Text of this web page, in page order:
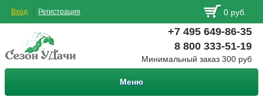
Вход Регистрация 0 руб.
+7 495 649-86-35
8 800 333-51-19
Минимальный заказ 300 руб
Меню